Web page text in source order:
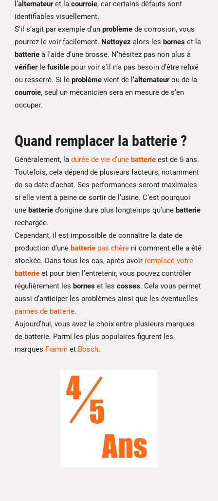
l’alternateuret la courroie, car certains défauts sont
identifiables visuellement.
S’il s’agit par exemple d’un problème de corrosion, vous
pourrez le voir facilement. Nettoyez alors les bornes et la
batterie à l’aide d’une brosse. N’hésitez pas non plus à
vérifierle fusible pour voir s’il n’a pas besoin d’être refixé
ou resserré. Si le problème vient de l’alternateurou de la
courroie, seul un mécanicien sera en mesure de s’en
occuper.
Quand remplacer la batterie ?
Généralement, la durée de vie d’une batterie est de 5 ans.
Toutefois, cela dépend de plusieurs facteurs, notamment
de sa date d’achat. Ses performances seront maximales
si elle vient à peine de sortir de l’usine. C’est pourquoi
une batterie d’origine dure plus longtemps qu’une batterie
rechargée.
Cependant, il est impossible de connaître la date de
production d’une batterie pas chère ni comment elle a été
stockée. Dans tous les cas, après avoir remplacé votre
batterie et pour bien l’entretenir, vous pouvez contrôler
régulièrement les bornes et les cosses. Cela vous permet
aussi d’anticiper les problèmes ainsi que les éventuelles
pannes de batterie.
Aujourd’hui, vous avez le choix entre plusieurs marques
de batterie. Parmi les plus populaires figurent les
marques Fiamm et Bosch.